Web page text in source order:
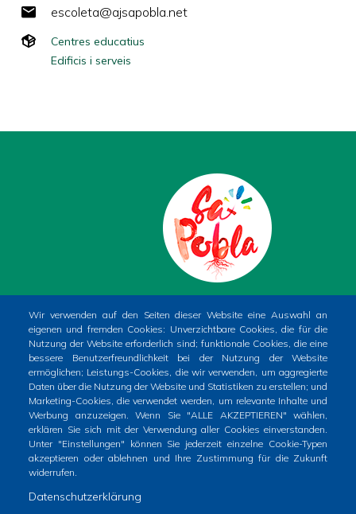
escoleta@ajsapobla.net
Centres educatius
Edificis i serveis
Footer
Serveis municipals
PLAÇA DE LA CONSTITUCIÓ, 1. SA POBLA
(MALLORCA)
Phone
+34 971 54 00 54
CIF P0704400A
Wir verwenden auf den Seiten dieser Website eine Auswahl an
eigenen und fremden Cookies: Unverzichtbare Cookies, die für die
Nutzung der Website erforderlich sind; funktionale Cookies, die eine
bessere Benutzerfreundlichkeit bei der Nutzung der Website
ermöglichen; Leistungs-Cookies, die wir verwenden, um aggregierte
Daten über die Nutzung der Website und Statistiken zu erstellen; und
Marketing-Cookies, die verwendet werden, um relevante Inhalte und
Werbung anzuzeigen. Wenn Sie "ALLE AKZEPTIEREN" wählen,
erklären Sie sich mit der Verwendung aller Cookies einverstanden.
Unter "Einstellungen" können Sie jederzeit einzelne Cookie-Typen
akzeptieren oder ablehnen und Ihre Zustimmung für die Zukunft
widerrufen.
Datenschutzerklärung